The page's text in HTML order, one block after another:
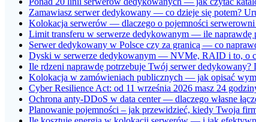
Zamawiasz serwer dedykowany — co dzieje się potem?
Kolokacja serwerów — dlaczego o pojemności
Limit transferu w serwerze dedykowanym — ile naprawdę
Serwer dedykowany w Polsce czy za granicą — co
Dyski w serwerze dedykowanym — NVMe, RAID i to, o
Ile rdzeni naprawdę potrzebuje Twój serwer
Kolokacja w zamówieniach publicznych — jak opisać
Cyber Resilience Act: od 11 września 2026 masz 24
Ochrona anty-DDoS w data center — dlaczego własne
Planowanie pojemności – jak przewidzieć, kiedy Twoja